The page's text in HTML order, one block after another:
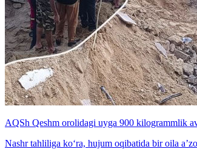
AQSh Qeshm orolidagi uyga 900 kilogrammlik
Nashr tahliliga ko‘ra, hujum oqibatida bir oila